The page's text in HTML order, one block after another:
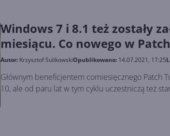
Windows 7 i 8.1 też zostały
miesiącu. Co nowego w
Autor: Krzysztof SulikowskiOpublikowano: 14.07.2021, 17:25
Głównym beneficjentem comiesięcznego Patch
10, ale od paru lat w tym cyklu uczestniczą też